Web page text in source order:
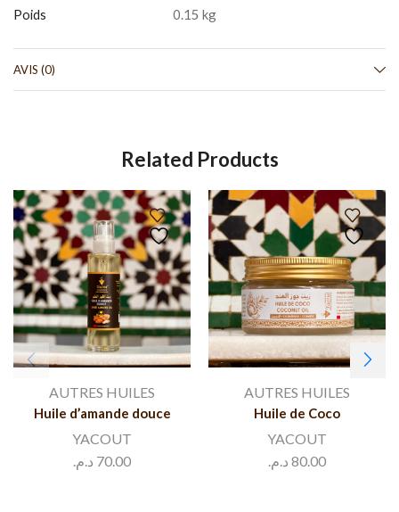
Poids 0.15 kg
AVIS (0)
Related Products
AUTRES HUILES
Huile d’amande douce
YACOUT
70.00 د.م.
AUTRES HUILES
Huile de Coco
YACOUT
80.00 د.م.